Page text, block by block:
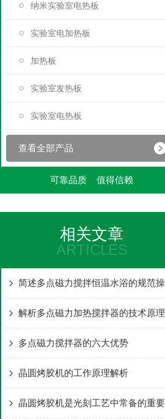
纳米实验室电热板
实验室电加热板
加热板
实验室发热板
实验室电热板
查看全部产品
可靠品质 值得信赖
相关文章
ARTICLES
解析多点磁力加热搅拌器的技术原理
多点磁力搅拌器的六大优势
晶圆烤胶机的工作原理解析